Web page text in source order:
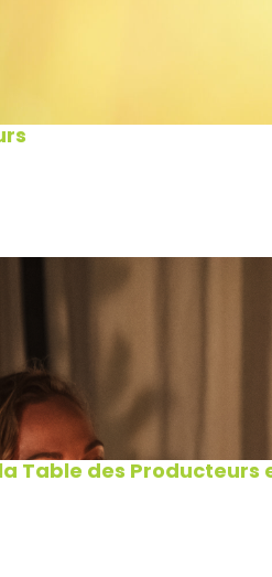
Table des Producteurs